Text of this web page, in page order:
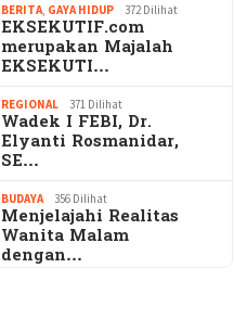
BERITA, GAYA HIDUP 372 Dilihat
EKSEKUTIF.com
merupakan Majalah
EKSEKUTI…
REGIONAL 371 Dilihat
Wadek I FEBI, Dr.
Elyanti Rosmanidar,
SE…
BUDAYA 356 Dilihat
Menjelajahi Realitas
Wanita Malam
dengan…